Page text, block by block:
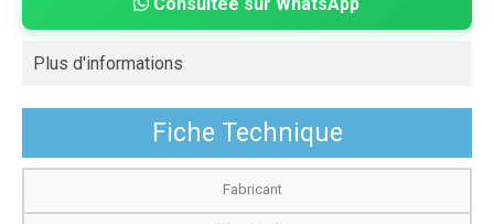
Plus d'informations
Fiche Technique
Fabricant